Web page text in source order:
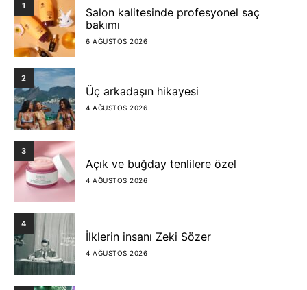
1
Salon kalitesinde profesyonel saç
bakımı
6 AĞUSTOS 2026
2
Üç arkadaşın hikayesi
4 AĞUSTOS 2026
3
Açık ve buğday tenlilere özel
4 AĞUSTOS 2026
4
İlklerin insanı Zeki Sözer
4 AĞUSTOS 2026